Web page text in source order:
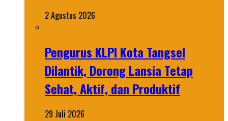
2 Agustus 2026
Pengurus KLPI Kota Tangsel
Dilantik, Dorong Lansia Tetap
Sehat, Aktif, dan Produktif
29 Juli 2026